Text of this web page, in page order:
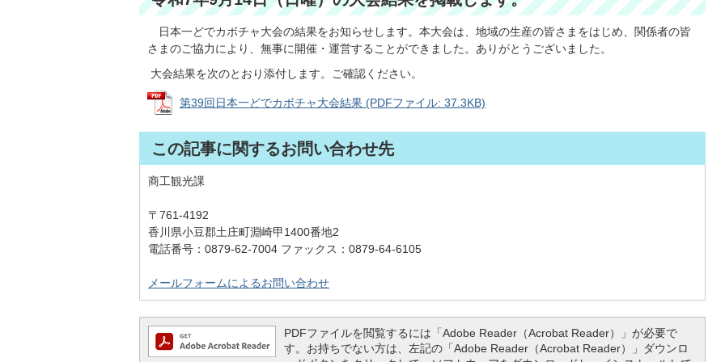
日本一どでカボチャ大会の結果をお知らせします。本大会は、地域の生産の皆さまをはじめ、関係者の皆
さまのご協力により、無事に開催・運営することができました。ありがとうございました。
大会結果を次のとおり添付します。ご確認ください。
第39回日本一どでカボチャ大会結果 (PDFファイル: 37.3KB)
この記事に関するお問い合わせ先
商工観光課
〒761-4192
香川県小豆郡土庄町淵崎甲1400番地2
電話番号：0879-62-7004 ファックス：0879-64-6105
メールフォームによるお問い合わせ
PDFファイルを閲覧するには「Adobe Reader（Acrobat Reader）」が必要で
す。お持ちでない方は、左記の「Adobe Reader（Acrobat Reader）」ダウンロ